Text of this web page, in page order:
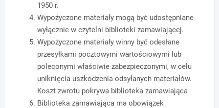
1950 r.
Wypożyczone materiały mogą być udostępniane
wyłącznie w czytelni biblioteki zamawiającej.
Wypożyczone materiały winny być odesłane
przesyłkami pocztowymi wartościowymi lub
poleconymi właściwie zabezpieczonymi, w celu
uniknięcia uszkodzenia odsyłanych materiałów.
Koszt zwrotu pokrywa biblioteka zamawiająca
Biblioteka zamawiająca ma obowiązek